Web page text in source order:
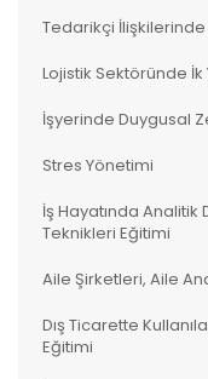
Tedarikçi İlişkilerinde
Lojistik Sektöründe
İşyerinde Duygusal
Stres Yönetimi
İş Hayatında
Teknikleri Eğitimi
Aile Şirketleri, Aile
Dış Ticarette
Eğitimi